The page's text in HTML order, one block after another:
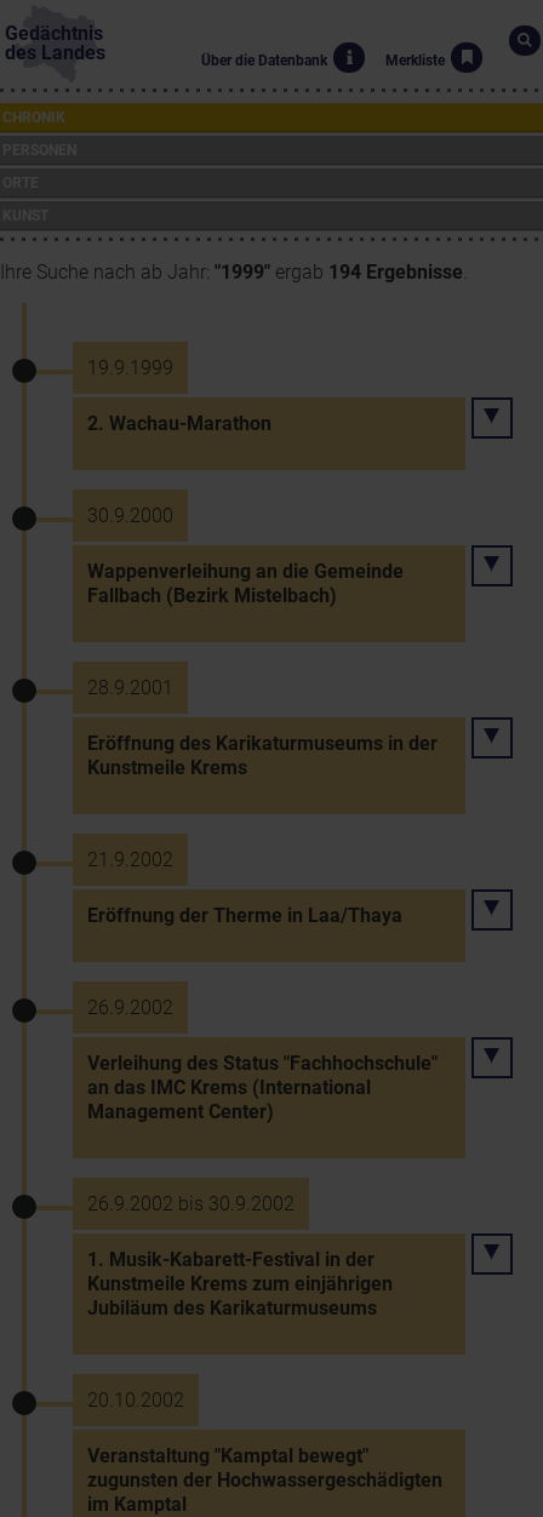
Gedächtnis
des Landes
Über die Datenbank Merkliste
CHRONIK
Ihre Suche nach ab Jahr: "1999" ergab 194 Ergebnisse.
19.9.1999
2. Wachau-Marathon
30.9.2000
Wappenverleihung an die Gemeinde
Fallbach (Bezirk Mistelbach)
28.9.2001
Eröffnung des Karikaturmuseums in der
Kunstmeile Krems
21.9.2002
Eröffnung der Therme in Laa/Thaya
26.9.2002
Verleihung des Status "Fachhochschule"
an das IMC Krems (International
Management Center)
26.9.2002 bis 30.9.2002
1. Musik-Kabarett-Festival in der
Kunstmeile Krems zum einjährigen
Jubiläum des Karikaturmuseums
20.10.2002
Veranstaltung "Kamptal bewegt"
zugunsten der Hochwassergeschädigten
im Kamptal